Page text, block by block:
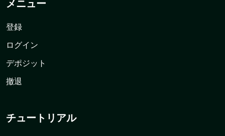
メニュー
登録
ログイン
デポジット
撤退
チュートリアル